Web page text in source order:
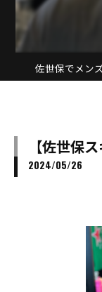
【佐世保
2024/05/26